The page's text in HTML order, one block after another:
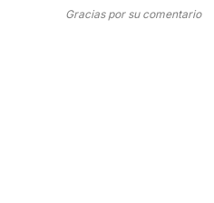
Gracias por su comentario